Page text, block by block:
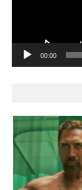
00:00